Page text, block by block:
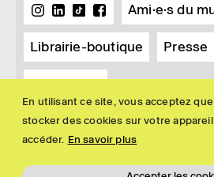
En utilisant ce site, vous acceptez
stocker des cookies sur votre
accéder. En savoir plus
Ami·e·s du
Librairie-boutique Presse
Newsletter